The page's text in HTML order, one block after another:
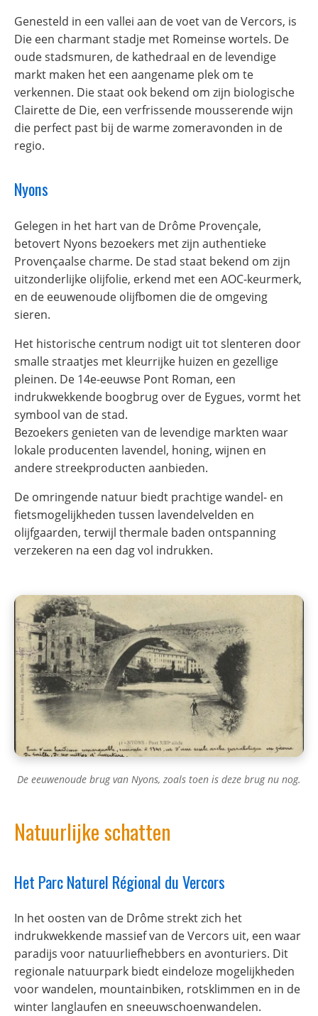
Genesteld in een vallei aan de voet van de Vercors, is
Die een charmant stadje met Romeinse wortels. De
oude stadsmuren, de kathedraal en de levendige
markt maken het een aangename plek om te
verkennen. Die staat ook bekend om zijn biologische
Clairette de Die, een verfrissende mousserende wijn
die perfect past bij de warme zomeravonden in de
regio.
Nyons
Gelegen in het hart van de Drôme Provençale,
betovert Nyons bezoekers met zijn authentieke
Provençaalse charme. De stad staat bekend om zijn
uitzonderlijke olijfolie, erkend met een AOC-keurmerk,
en de eeuwenoude olijfbomen die de omgeving
sieren.
Het historische centrum nodigt uit tot slenteren door
smalle straatjes met kleurrijke huizen en gezellige
pleinen. De 14e-eeuwse Pont Roman, een
indrukwekkende boogbrug over de Eygues, vormt het
symbool van de stad.
Bezoekers genieten van de levendige markten waar
lokale producenten lavendel, honing, wijnen en
andere streekproducten aanbieden.
De omringende natuur biedt prachtige wandel- en
fietsmogelijkheden tussen lavendelvelden en
olijfgaarden, terwijl thermale baden ontspanning
verzekeren na een dag vol indrukken.
De eeuwenoude brug van Nyons, zoals toen is deze brug nu nog.
Natuurlijke schatten
Het Parc Naturel Régional du Vercors
In het oosten van de Drôme strekt zich het
indrukwekkende massief van de Vercors uit, een waar
paradijs voor natuurliefhebbers en avonturiers. Dit
regionale natuurpark biedt eindeloze mogelijkheden
voor wandelen, mountainbiken, rotsklimmen en in de
winter langlaufen en sneeuwschoenwandelen.